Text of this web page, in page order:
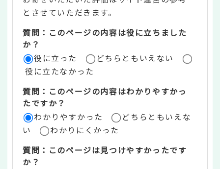
ン
ツ
評
価
リ
ア
とさせていただきます。
質問：このページの内容は役に立ちました
か？
役に立った
どちらともいえない
役に立たなかった
質問：このページの内容はわかりやすかっ
たですか？
わかりやすかった
どちらともいえな
い
わかりにくかった
質問：このページは見つけやすかったです
か？